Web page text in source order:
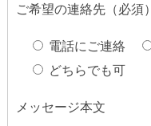
ご希望の連絡先（必須）
電話にご連絡
どちらでも可
メッセージ本文